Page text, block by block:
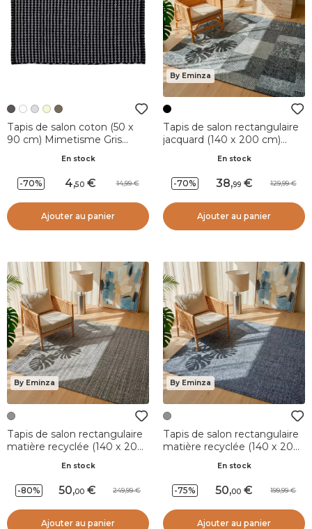
Tapis de salon coton (50 x
90 cm) Mimetisme Gris
En stock
-70% 4,50 14,99
Ajouter au panier
By Eminza
Tapis de salon rectangulaire
jacquard (140 x 200 cm)
En stock
-70% 38,99 129,99
Ajouter au panier
By Eminza
Tapis de salon rectangulaire
matière recyclée (140 x 200
En stock
-80% 50,00 249,99
Ajouter au panier
By Eminza
Tapis de salon rectangulaire
matière recyclée (140 x 200
En stock
-75% 50,00 199,99
Ajouter au panier